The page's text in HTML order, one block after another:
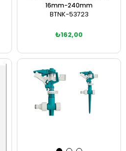
16mm-240mm
BTNK-53723
₺162,00
Sepete Ekle